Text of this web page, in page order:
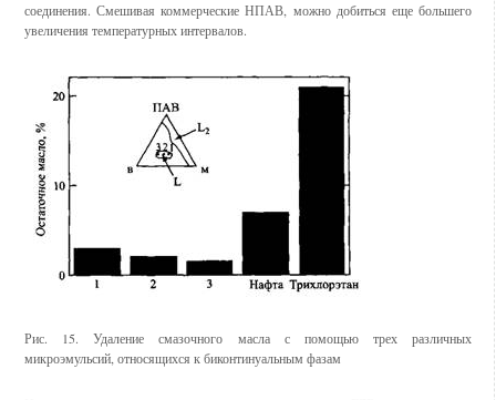
соединения. Смешивая коммерческие НПАВ, можно добиться еще большего
увеличения температурных интервалов.
Рис. 15. Удаление смазочного масла с помощью трех различных
микроэмульсий, относящихся к биконтинуальным фазам